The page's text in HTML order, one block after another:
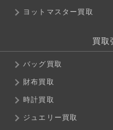
ヨットマスター買取
買取
バッグ買取
財布買取
時計買取
ジュエリー買取